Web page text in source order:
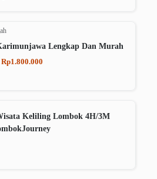
Lengkap Dan Murah
Keliling Lombok 4H/3M